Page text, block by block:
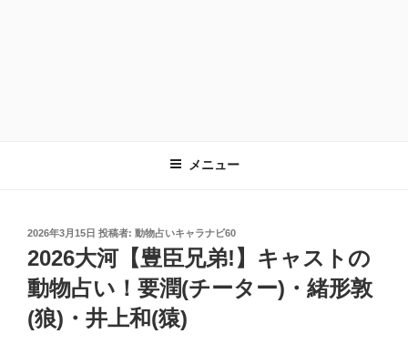
メニュー
投
稿
日:
2026年3月15日 投稿者: 動物占いキャラナビ60
2026大河【豊臣兄弟!】キャストの
動物占い！要潤(チーター)・緒形敦
(狼)・井上和(猿)